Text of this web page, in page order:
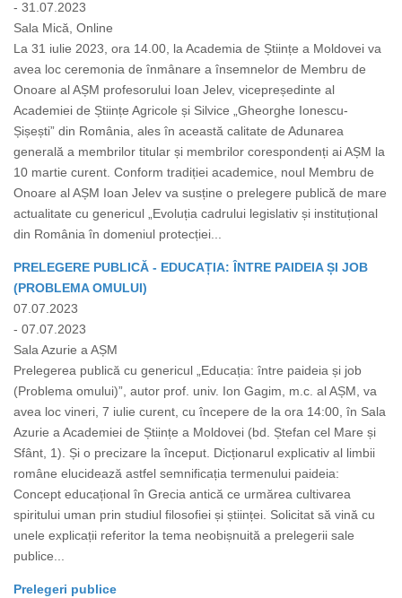
- 31.07.2023
Sala Mică, Online
La 31 iulie 2023, ora 14.00, la Academia de Științe a Moldovei va
avea loc ceremonia de înmânare a însemnelor de Membru de
Onoare al AȘM profesorului Ioan Jelev, vicepreședinte al
Academiei de Științe Agricole și Silvice „Gheorghe Ionescu-
Șișești” din România, ales în această calitate de Adunarea
generală a membrilor titular și membrilor corespondenți ai AȘM la
10 martie curent. Conform tradiției academice, noul Membru de
Onoare al AȘM Ioan Jelev va susține o prelegere publică de mare
actualitate cu genericul „Evoluția cadrului legislativ și instituțional
din România în domeniul protecției...
PRELEGERE PUBLICĂ - EDUCAȚIA: ÎNTRE PAIDEIA ȘI JOB
(PROBLEMA OMULUI)
07.07.2023
- 07.07.2023
Sala Azurie a AȘM
Prelegerea publică cu genericul „Educația: între paideia și job
(Problema omului)”, autor prof. univ. Ion Gagim, m.c. al AȘM, va
avea loc vineri, 7 iulie curent, cu începere de la ora 14:00, în Sala
Azurie a Academiei de Științe a Moldovei (bd. Ștefan cel Mare și
Sfânt, 1). Și o precizare la început. Dicționarul explicativ al limbii
române elucidează astfel semnificația termenului paideia:
Concept educațional în Grecia antică ce urmărea cultivarea
spiritului uman prin studiul filosofiei și științei. Solicitat să vină cu
unele explicații referitor la tema neobișnuită a prelegerii sale
publice...
Prelegeri publice